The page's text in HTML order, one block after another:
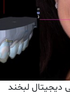
دیجیتال لبخند